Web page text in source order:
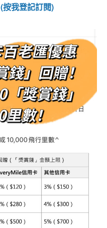
(按我登記訂閱)